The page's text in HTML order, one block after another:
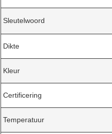
Sleutelwoord
Dikte
Kleur
Certificering
Temperatuur